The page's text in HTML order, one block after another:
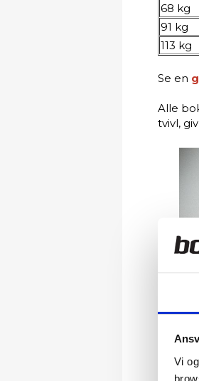
Vi og
68 kg
91 kg
113 kg
Se en
Alle
tvivl,